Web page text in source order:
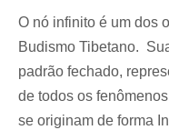
O nó infinito é um dos
Budismo Tibetano.
padrão fechado,
de todos os
se originam de forma